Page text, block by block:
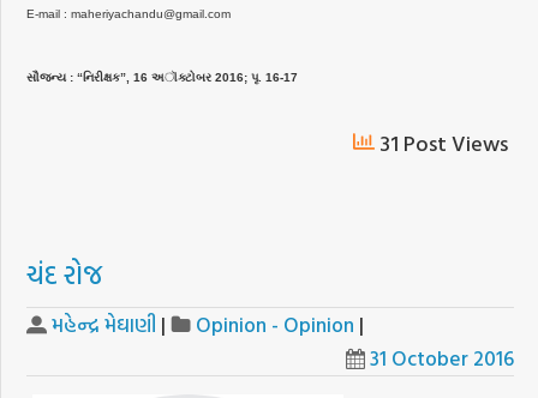
E-mail : maheriyachandu@gmail.com
સૌજન્ય : “નિરીક્ષક”, 16 અૉક્ટોબર 2016; પૃ. 16-17
31 Post Views
ચંદ રોજ
મહેન્દ્ર મેઘાણી | Opinion - Opinion |
31 October 2016